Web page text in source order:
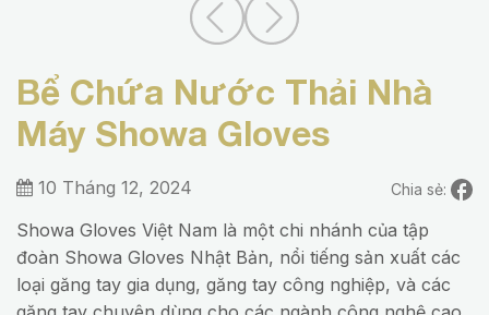
Bể Chứa Nước Thải Nhà
Máy Showa Gloves
10 Tháng 12, 2024 Chia sẻ:
Showa Gloves Việt Nam là một chi nhánh của tập
đoàn Showa Gloves Nhật Bản, nổi tiếng sản xuất các
loại găng tay gia dụng, găng tay công nghiệp, và các